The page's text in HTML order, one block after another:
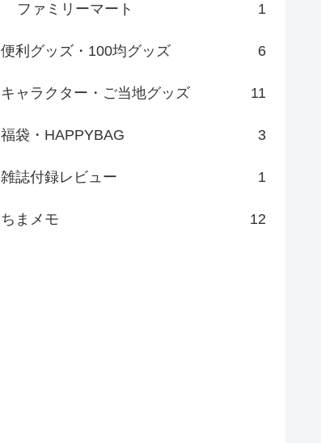
ファミリーマート 1
便利グッズ・100均グッズ 6
キャラクター・ご当地グッズ 11
福袋・HAPPYBAG 3
雑誌付録レビュー 1
ちまメモ 12